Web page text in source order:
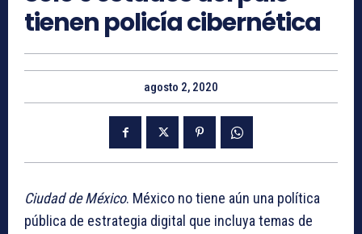
tienen policía cibernética
agosto 2, 2020
Ciudad de México. México no tiene aún una política
pública de estrategia digital que incluya temas de